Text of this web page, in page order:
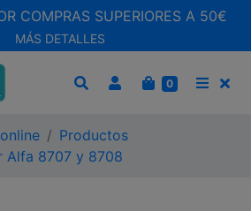
COMPRAS SUPERIORES A 50€
MÁS DETALLES
CARRITO
0
Productos
Alfa 8707 y 8708